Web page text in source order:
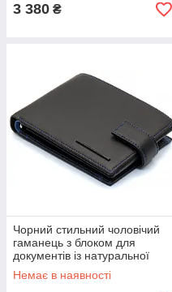
3 380 ₴
Чорний стильний чоловічий
гаманець з блоком для
документів із натуральної
шкіри Marco Coverna MC-
1006 A 1221
Немає в наявності